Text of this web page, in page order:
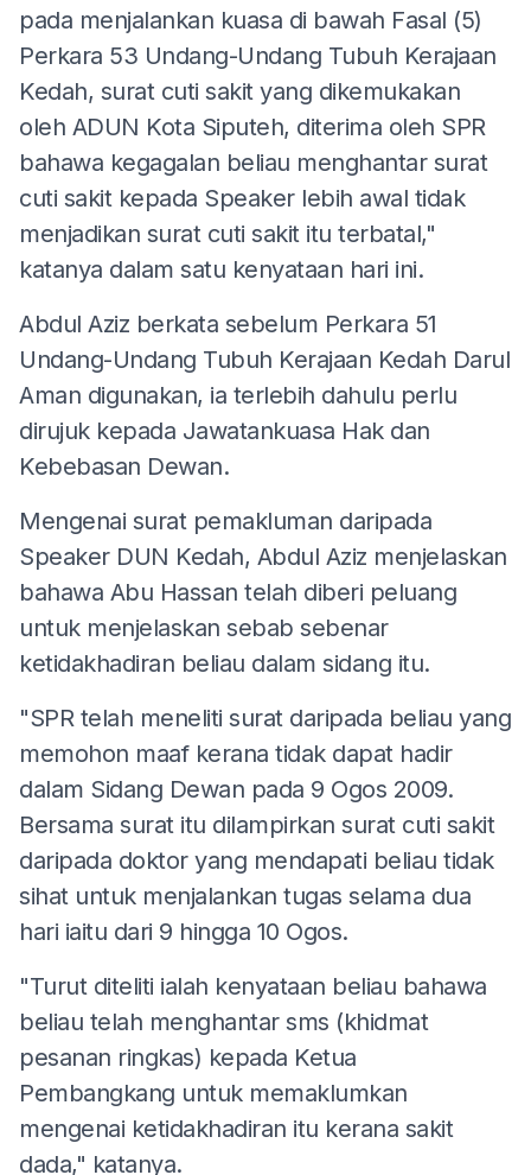
pada menjalankan kuasa di bawah Fasal (5)
Perkara 53 Undang-Undang Tubuh Kerajaan
Kedah, surat cuti sakit yang dikemukakan
oleh ADUN Kota Siputeh, diterima oleh SPR
bahawa kegagalan beliau menghantar surat
cuti sakit kepada Speaker lebih awal tidak
menjadikan surat cuti sakit itu terbatal,"
katanya dalam satu kenyataan hari ini.
Abdul Aziz berkata sebelum Perkara 51
Undang-Undang Tubuh Kerajaan Kedah Darul
Aman digunakan, ia terlebih dahulu perlu
dirujuk kepada Jawatankuasa Hak dan
Kebebasan Dewan.
Mengenai surat pemakluman daripada
Speaker DUN Kedah, Abdul Aziz menjelaskan
bahawa Abu Hassan telah diberi peluang
untuk menjelaskan sebab sebenar
ketidakhadiran beliau dalam sidang itu.
"SPR telah meneliti surat daripada beliau yang
memohon maaf kerana tidak dapat hadir
dalam Sidang Dewan pada 9 Ogos 2009.
Bersama surat itu dilampirkan surat cuti sakit
daripada doktor yang mendapati beliau tidak
sihat untuk menjalankan tugas selama dua
hari iaitu dari 9 hingga 10 Ogos.
"Turut diteliti ialah kenyataan beliau bahawa
beliau telah menghantar sms (khidmat
pesanan ringkas) kepada Ketua
Pembangkang untuk memaklumkan
mengenai ketidakhadiran itu kerana sakit
dada," katanya.